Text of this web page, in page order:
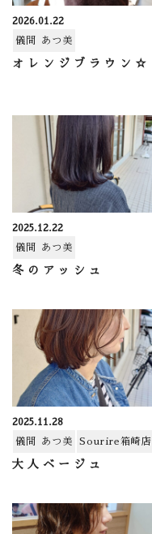
2026.01.22
儀間 あつ美
オレンジブラウン☆
2025.12.22
儀間 あつ美
冬のアッシュ
2025.11.28
儀間 あつ美
Sourire箱崎店
大人ベージュ